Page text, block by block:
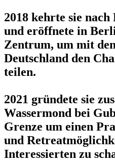
2018 kehrte sie
und eröffnete in
Zentrum, um mit
Deutschland den
teilen.
2021 gründete sie
Wassermond bei
Grenze um einen
und
Interessierten zu